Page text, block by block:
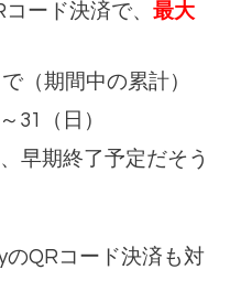
ード決済で、 最大
（期間中の累計）
31（日）
早期終了予定だそう
のQRコード決済も対